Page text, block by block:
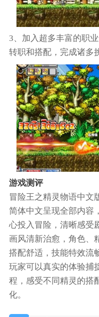
3、加入超多丰富的职
转职和搭配，完成诸多
游戏测评
冒险王之精灵物语中文
简体中文呈现全部内容
心投入冒险，清晰感受
画风清新治愈，角色、
搭配舒适，技能特效流
玩家可以真实的体验捕
程，感受不同精灵的搭
化。